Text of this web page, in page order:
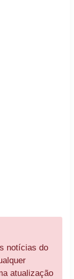
notícias do
atualização